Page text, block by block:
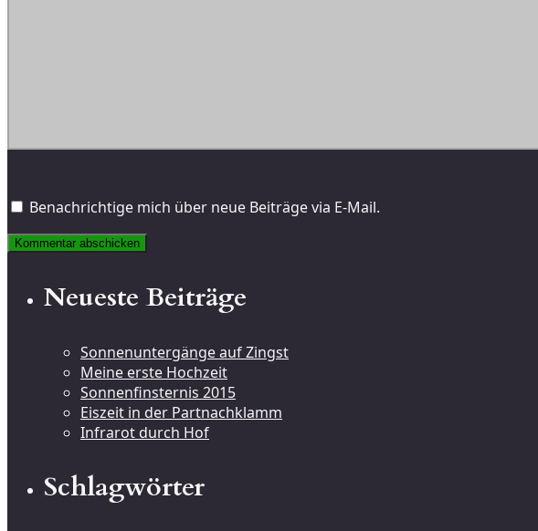
Benachrichtige mich über neue Beiträge via E-Mail.
Neueste Beiträge
Sonnenuntergänge auf Zingst
Meine erste Hochzeit
Sonnenfinsternis 2015
Eiszeit in der Partnachklamm
Infrarot durch Hof
Schlagwörter